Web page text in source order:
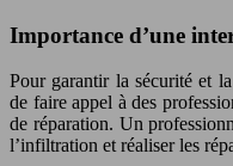
Importance d’une
Pour garantir la sécurité et
de faire appel à des
de réparation. Un
l’infiltration et réaliser les